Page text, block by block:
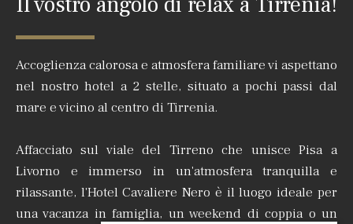
Accoglienza calorosa e atmosfera familiare vi aspettano
nel nostro hotel a 2 stelle, situato a pochi passi dal
mare e vicino al centro di Tirrenia.
Affacciato sul viale del Tirreno che unisce Pisa a
Livorno e immerso in un'atmosfera tranquilla e
rilassante, l'Hotel Cavaliere Nero è il luogo ideale per
una vacanza in famiglia, un weekend di coppia o un